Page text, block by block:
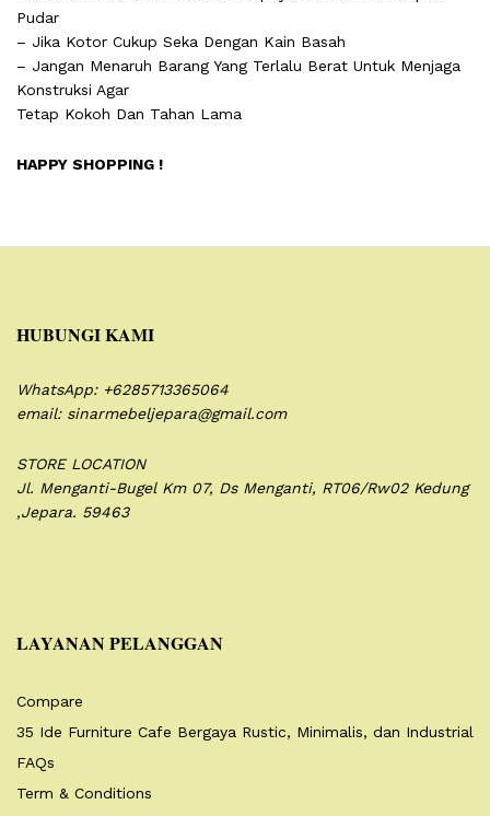
Pudar
– Jika Kotor Cukup Seka Dengan Kain Basah
– Jangan Menaruh Barang Yang Terlalu Berat Untuk Menjaga
Konstruksi Agar
Tetap Kokoh Dan Tahan Lama
HAPPY SHOPPING !
HUBUNGI KAMI
WhatsApp: +6285713365064
email: sinarmebeljepara@gmail.com
STORE LOCATION
Jl. Menganti-Bugel Km 07, Ds Menganti, RT06/Rw02 Kedung
,Jepara. 59463
LAYANAN PELANGGAN
Compare
35 Ide Furniture Cafe Bergaya Rustic, Minimalis, dan Industrial
FAQs
Term & Conditions